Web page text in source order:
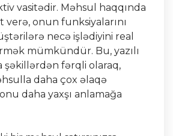
vasitədir. Məhsul haqqında
onun funksiyalarını
necə işlədiyini real
mümkündür. Bu, yazılı
şəkillərdən fərqli olaraq,
daha çox əlaqə
daha yaxşı anlamağa